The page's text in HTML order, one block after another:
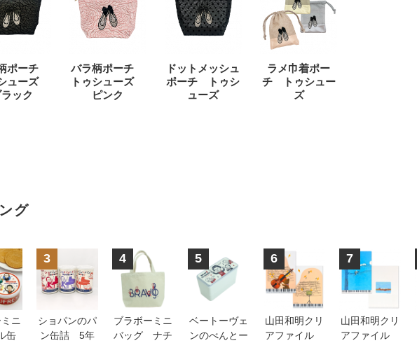
ポーチ
ューズ
ック
バラ柄ポーチ
トゥシューズ
ピンク
ドットメッシュ
ポーチ トゥシ
ューズ
ラメ巾着ポー
チ トゥシュー
ズ
グ
ニ
缶
3
ショパンのパ
ン缶詰 5年
4
ブラボーミニ
バッグ ナチ
5
ベートーヴェ
ンのべんとー
6
山田和明クリ
アファイル
7
山田和明クリ
アファイル